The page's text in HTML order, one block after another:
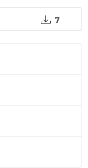
7